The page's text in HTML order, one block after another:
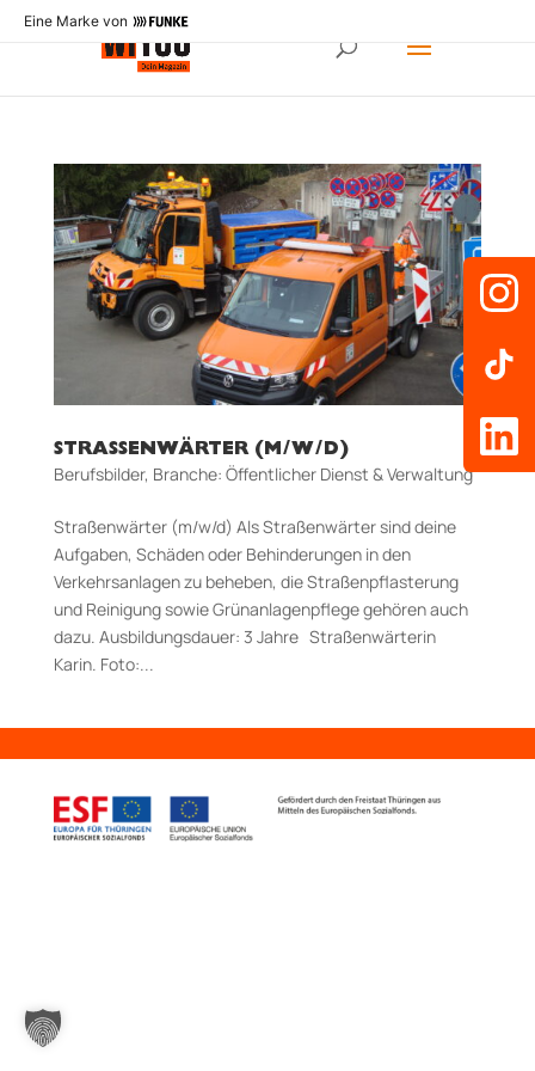
Eine Marke von
STRASSENWÄRTER (M/W/D)
Berufsbilder, Branche: Öffentlicher Dienst & Verwaltung
Straßenwärter (m/w/d) Als Straßenwärter sind deine
Aufgaben, Schäden oder Behinderungen in den
Verkehrsanlagen zu beheben, die Straßenpflasterung
und Reinigung sowie Grünanlagenpflege gehören auch
dazu. Aus­bildungs­dauer: 3 Jahre Straßenwärterin
Karin. Foto:...